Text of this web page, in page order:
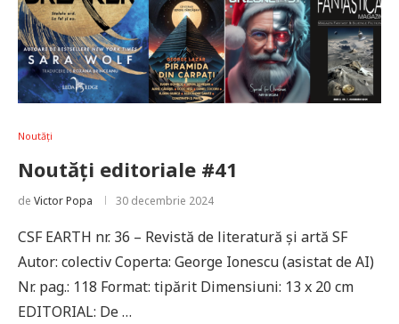
Noutăți
Noutăți editoriale #41
de Victor Popa 30 decembrie 2024
CSF EARTH nr. 36 – Revistă de literatură și artă SF
Autor: colectiv Coperta: George Ionescu (asistat de AI)
Nr. pag.: 118 Format: tipărit Dimensiuni: 13 x 20 cm
EDITORIAL: De …